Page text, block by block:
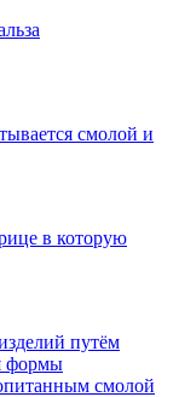
смолой и
в которую
путём
формы
смолой